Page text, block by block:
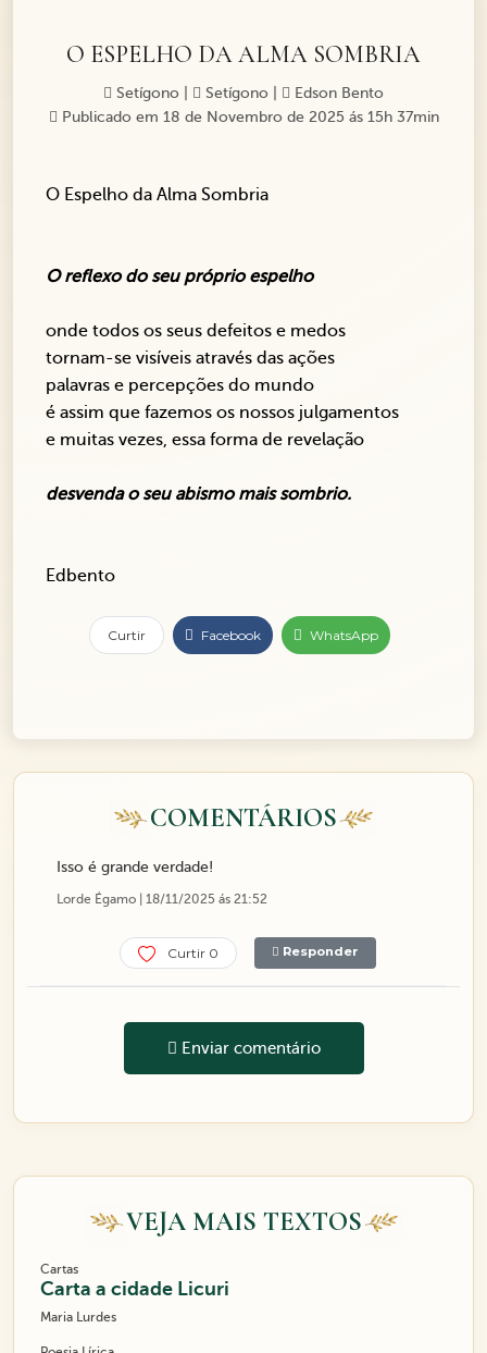
O ESPELHO DA ALMA SOMBRIA
Setígono Setígono
Edson Bento
Publicado em 18 de Novembro de 2025 ás 15h 37min
O Espelho da Alma Sombria
O reflexo do seu próprio espelho
onde todos os seus defeitos e medos
tornam-se visíveis através das ações
palavras e percepções do mundo
é assim que fazemos os nossos julgamentos
e muitas vezes, essa forma de revelação
desvenda o seu abismo mais sombrio.
Edbento
Curtir Facebook WhatsApp
COMENTÁRIOS
Isso é grande verdade!
Lorde Égamo | 18/11/2025 ás 21:52
Curtir 0 Responder
Enviar comentário
VEJA MAIS TEXTOS
Cartas
Carta a cidade Licuri
Maria Lurdes